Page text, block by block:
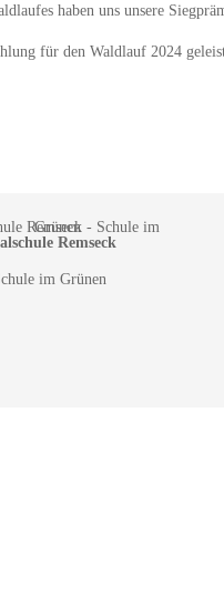
haben uns unsere
für den Waldlauf 2024
Remseck
im Grünen